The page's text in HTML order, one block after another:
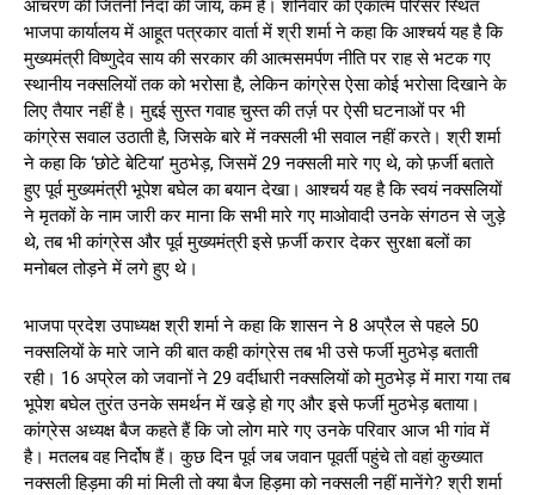
आचरण की जितनी निंदा की जाय, कम है। शनिवार को एकात्म परिसर स्थित
भाजपा कार्यालय में आहूत पत्रकार वार्ता में श्री शर्मा ने कहा कि आश्चर्य यह है कि
मुख्यमंत्री विष्णुदेव साय की सरकार की आत्मसमर्पण नीति पर राह से भटक गए
स्थानीय नक्सलियों तक को भरोसा है, लेकिन कांग्रेस ऐसा कोई भरोसा दिखाने के
लिए तैयार नहीं है। मुद्दई सुस्त गवाह चुस्त की तर्ज़ पर ऐसी घटनाओं पर भी
कांग्रेस सवाल उठाती है, जिसके बारे में नक्सली भी सवाल नहीं करते। श्री शर्मा
ने कहा कि ‘छोटे बेटिया’ मुठभेड़, जिसमें 29 नक्सली मारे गए थे, को फ़र्जी बताते
हुए पूर्व मुख्यमंत्री भूपेश बघेल का बयान देखा। आश्चर्य यह है कि स्वयं नक्सलियों
ने मृतकों के नाम जारी कर माना कि सभी मारे गए माओवादी उनके संगठन से जुड़े
थे, तब भी कांग्रेस और पूर्व मुख्यमंत्री इसे फ़र्जी करार देकर सुरक्षा बलों का
मनोबल तोड़ने में लगे हुए थे।
भाजपा प्रदेश उपाध्यक्ष श्री शर्मा ने कहा कि शासन ने 8 अप्रैल से पहले 50
नक्सलियों के मारे जाने की बात कही कांग्रेस तब भी उसे फर्जी मुठभेड़ बताती
रही। 16 अप्रेल को जवानों ने 29 वर्दीधारी नक्सलियों को मुठभेड़ में मारा गया तब
भूपेश बघेल तुरंत उनके समर्थन में खड़े हो गए और इसे फर्जी मुठभेड़ बताया।
कांग्रेस अध्यक्ष बैज कहते हैं कि जो लोग मारे गए उनके परिवार आज भी गांव में
है। मतलब वह निर्दोष हैं। कुछ दिन पूर्व जब जवान पूवर्ती पहुंचे तो वहां कुख्यात
नक्सली हिड़मा की मां मिली तो क्या बैज हिड़मा को नक्सली नहीं मानेंगे? श्री शर्मा